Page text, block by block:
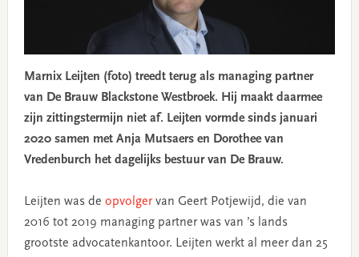
Marnix Leijten (foto) treedt terug als managing partner
van De Brauw Blackstone Westbroek. Hij maakt daarmee
zijn zittingstermijn niet af. Leijten vormde sinds januari
2020 samen met Anja Mutsaers en Dorothee van
Vredenburch het dagelijks bestuur van De Brauw.
Leijten was de opvolgervan Geert Potjewijd, die van
2016 tot 2019 managing partner was van ’s lands
grootste advocatenkantoor. Leijten werkt al meer dan 25